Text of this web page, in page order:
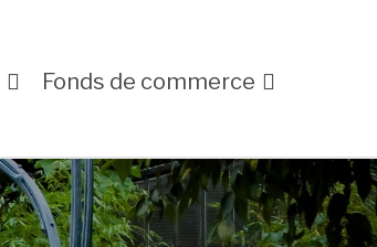
Fonds de commerce